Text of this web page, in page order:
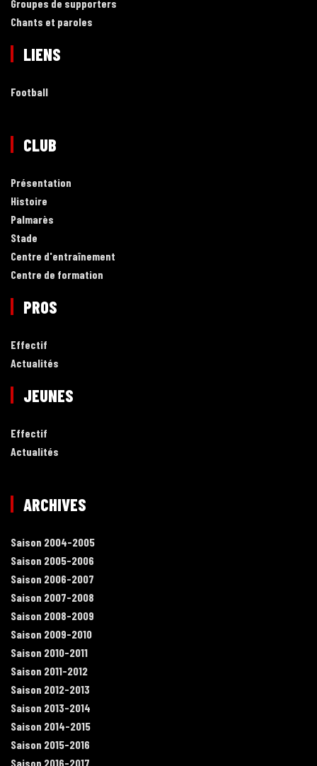
Groupes de supporters
Chants et paroles
LIENS
Football
CLUB
Présentation
Histoire
Palmarès
Stade
Centre d'entraînement
Centre de formation
PROS
Effectif
Actualités
JEUNES
Effectif
Actualités
ARCHIVES
Saison 2004-2005
Saison 2005-2006
Saison 2006-2007
Saison 2007-2008
Saison 2008-2009
Saison 2009-2010
Saison 2010-2011
Saison 2011-2012
Saison 2012-2013
Saison 2013-2014
Saison 2014-2015
Saison 2015-2016
Saison 2016-2017